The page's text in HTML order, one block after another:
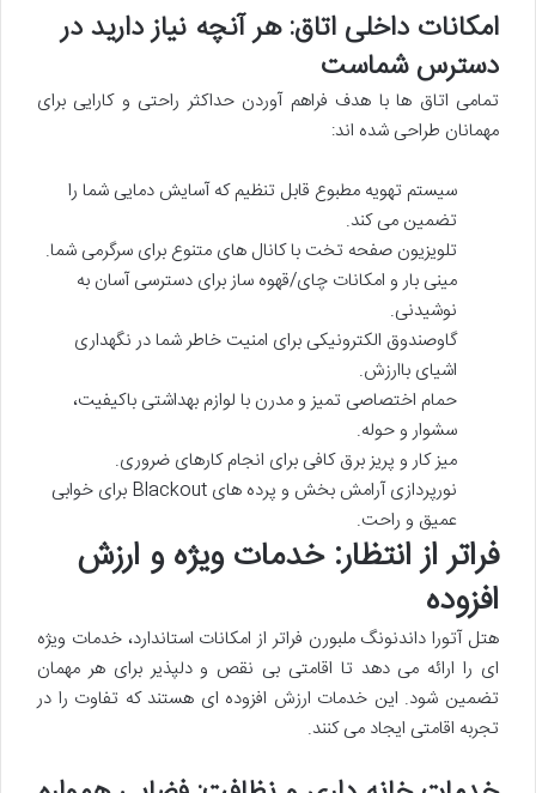
امکانات داخلی اتاق: هر آنچه نیاز دارید در
دسترس شماست
تمامی اتاق ها با هدف فراهم آوردن حداکثر راحتی و کارایی برای
مهمانان طراحی شده اند:
سیستم تهویه مطبوع قابل تنظیم که آسایش دمایی شما را
تضمین می کند.
تلویزیون صفحه تخت با کانال های متنوع برای سرگرمی شما.
مینی بار و امکانات چای/قهوه ساز برای دسترسی آسان به
نوشیدنی.
گاوصندوق الکترونیکی برای امنیت خاطر شما در نگهداری
اشیای باارزش.
حمام اختصاصی تمیز و مدرن با لوازم بهداشتی باکیفیت،
سشوار و حوله.
میز کار و پریز برق کافی برای انجام کارهای ضروری.
نورپردازی آرامش بخش و پرده های Blackout برای خوابی
عمیق و راحت.
فراتر از انتظار: خدمات ویژه و ارزش
افزوده
هتل آتورا داندنونگ ملبورن فراتر از امکانات استاندارد، خدمات ویژه
ای را ارائه می دهد تا اقامتی بی نقص و دلپذیر برای هر مهمان
تضمین شود. این خدمات ارزش افزوده ای هستند که تفاوت را در
تجربه اقامتی ایجاد می کنند.